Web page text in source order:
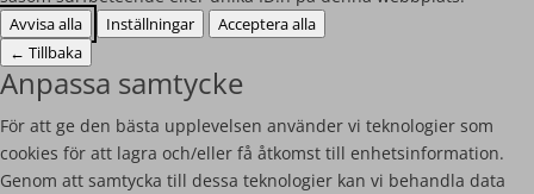
Avvisa alla Inställningar
Acceptera alla
← Tillbaka
Anpassa samtycke
För att ge den bästa upplevelsen använder vi teknologier som
cookies för att lagra och/eller få åtkomst till enhetsinformation.
Genom att samtycka till dessa teknologier kan vi behandla data